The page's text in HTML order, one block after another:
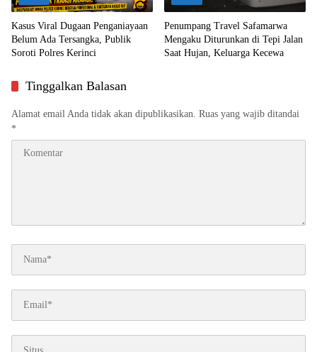
Kasus Viral Dugaan Penganiayaan
Belum Ada Tersangka, Publik
Soroti Polres Kerinci
Penumpang Travel Safamarwa
Mengaku Diturunkan di Tepi Jalan
Saat Hujan, Keluarga Kecewa
Tinggalkan Balasan
Alamat email Anda tidak akan dipublikasikan. Ruas yang wajib ditandai
*